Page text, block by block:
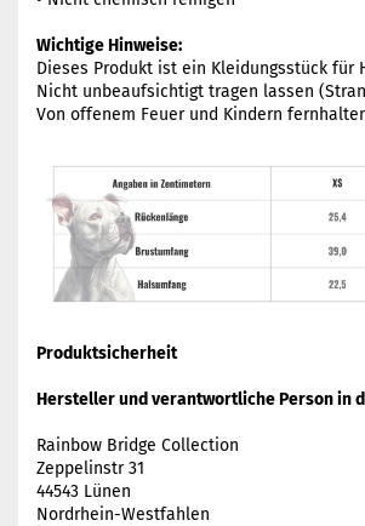
Wichtige Hinweise:
Dieses Produkt ist ein Kleidungsstück für
Nicht unbeaufsichtigt tragen lassen
Von offenem Feuer und Kindern
Produktsicherheit
Hersteller und verantwortliche Person in
Rainbow Bridge Collection
Zeppelinstr 31
44543 Lünen
Nordrhein-Westfahlen